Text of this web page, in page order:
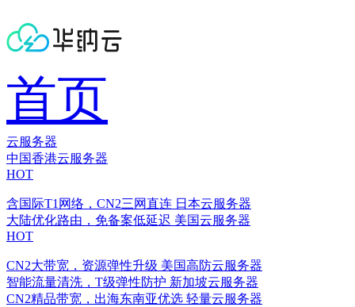
首页
云服务器
中国香港云服务器
HOT
含国际T1网络，CN2三网直连 日本云服务器
大陆优化路由，免备案低延迟 美国云服务器
HOT
CN2大带宽，资源弹性升级 美国高防云服务器
智能流量清洗，T级弹性防护 新加坡云服务器
CN2精品带宽，出海东南亚优选 轻量云服务器